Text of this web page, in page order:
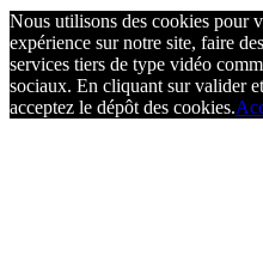
Nous utilisons des cookies pour
expérience sur notre site, faire
services tiers de type vidéo
sociaux. En cliquant sur valider
acceptez le dépôt des cookies.